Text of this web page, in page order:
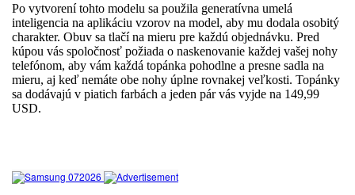
Po vytvorení tohto modelu sa použila generatívna umelá
inteligencia na aplikáciu vzorov na model, aby mu dodala osobitý
charakter. Obuv sa tlačí na mieru pre každú objednávku. Pred
kúpou vás spoločnosť požiada o naskenovanie každej vašej nohy
telefónom, aby vám každá topánka pohodlne a presne sadla na
mieru, aj keď nemáte obe nohy úplne rovnakej veľkosti. Topánky
sa dodávajú v piatich farbách a jeden pár vás vyjde na 149,99
USD.